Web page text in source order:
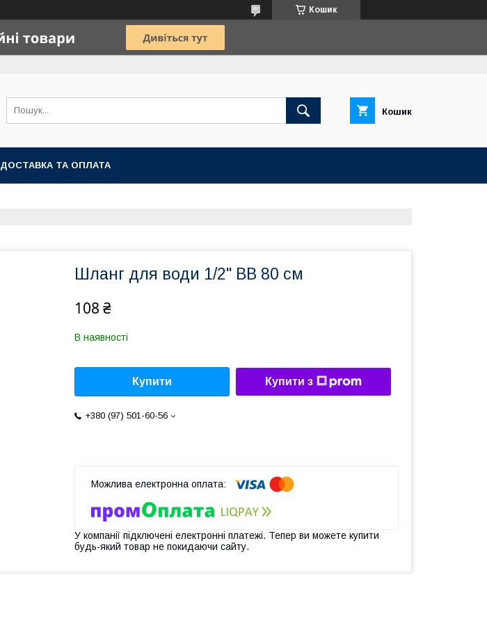
Кошик
Кошик
ДОСТАВКА ТА ОПЛАТА
Шланг для води 1/2" ВВ 80 см
108 ₴
В наявності
Купити Купити з
+380 (97) 501-60-56
У компанії підключені електронні платежі. Тепер ви можете купити
будь-який товар не покидаючи сайту.